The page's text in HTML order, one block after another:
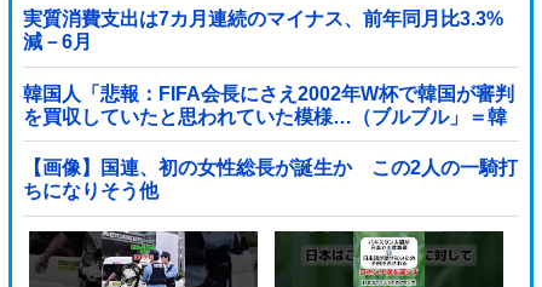
実質消費支出は7カ月連続のマイナス、前年同月比3.3%
減－6月
韓国人「悲報：FIFA会長にさえ2002年W杯で韓国が審判
を買収していたと思われていた模様…（ブルブル」＝韓
国の反応
【画像】国連、初の女性総長が誕生か この2人の一騎打
ちになりそう他